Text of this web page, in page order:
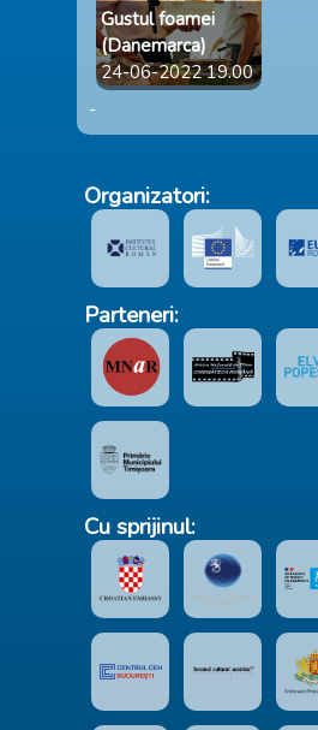
Gustul foamei
(Danemarca)
24-06-2022 19.00
-
Organizatori:
Parteneri:
Cu sprijinul: